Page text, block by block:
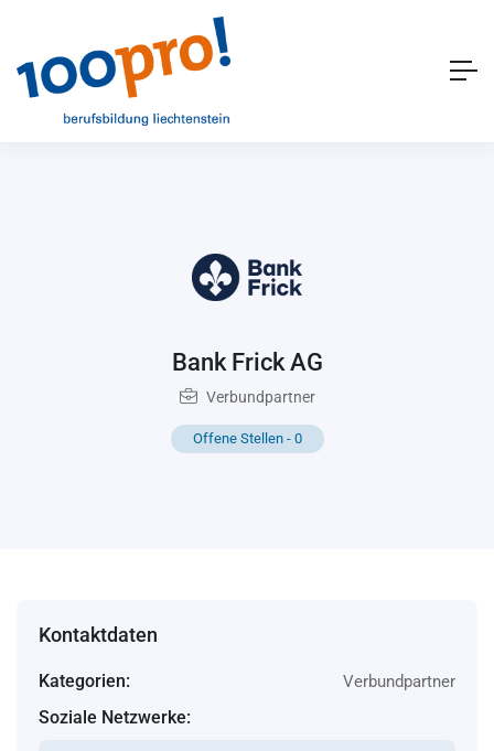
Bank Frick AG
Verbundpartner
Offene Stellen- 0
Kontaktdaten
Kategorien: Verbundpartner
Soziale Netzwerke: